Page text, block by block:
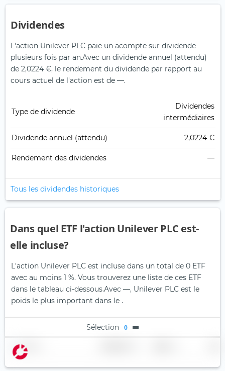
Dividendes
L'action Unilever PLC paie un acompte sur dividende
plusieurs fois par an.Avec un dividende annuel (attendu)
de 2,0224 €, le rendement du dividende par rapport au
cours actuel de l'action est de —.
Type de dividende
Dividendes
intermédiaires
Dividende annuel (attendu) 2,0224 €
Rendement des dividendes —
Tous les dividendes historiques
Dans quel ETF l'action Unilever PLC est-
elle incluse?
L'action Unilever PLC est incluse dans un total de 0 ETF
avec au moins 1 %. Vous trouverez une liste de ces ETF
dans le tableau ci-dessous.Avec —, Unilever PLC est le
poids le plus important dans le .
Sélection 0
Nom